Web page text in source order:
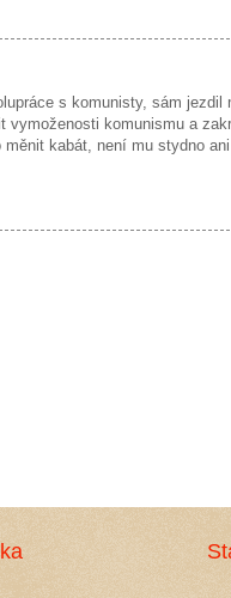
s komunisty, sám jezdil
vymoženosti komunismu a
kabát, není mu stydno